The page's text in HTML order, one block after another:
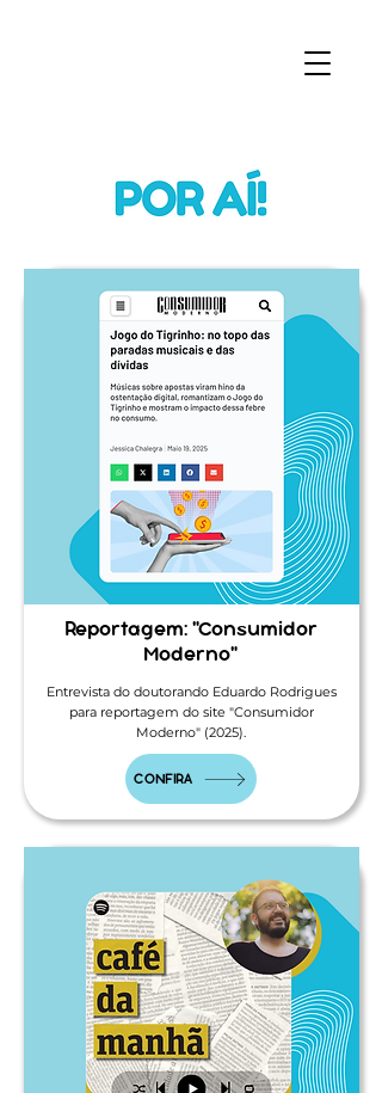
Reportagem: "Consumidor
Moderno"
Entrevista do doutorando Eduardo Rodrigues
para reportagem do site "Consumidor
Moderno" (2025).
CONFIRA